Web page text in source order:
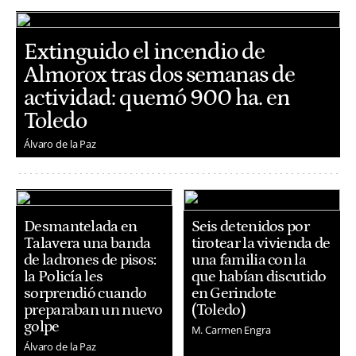
Extinguido el incendio de
Almorox tras dos semanas de
actividad: quemó 900 ha. en
Toledo
Álvaro de la Paz
Desmantelada en
Talavera una banda
de ladrones de pisos:
la Policía les
sorprendió cuando
preparaban un nuevo
golpe
Álvaro de la Paz
Seis detenidos por
tirotear la vivienda de
una familia con la
que habían discutido
en Gerindote
(Toledo)
M. Carmen Engra